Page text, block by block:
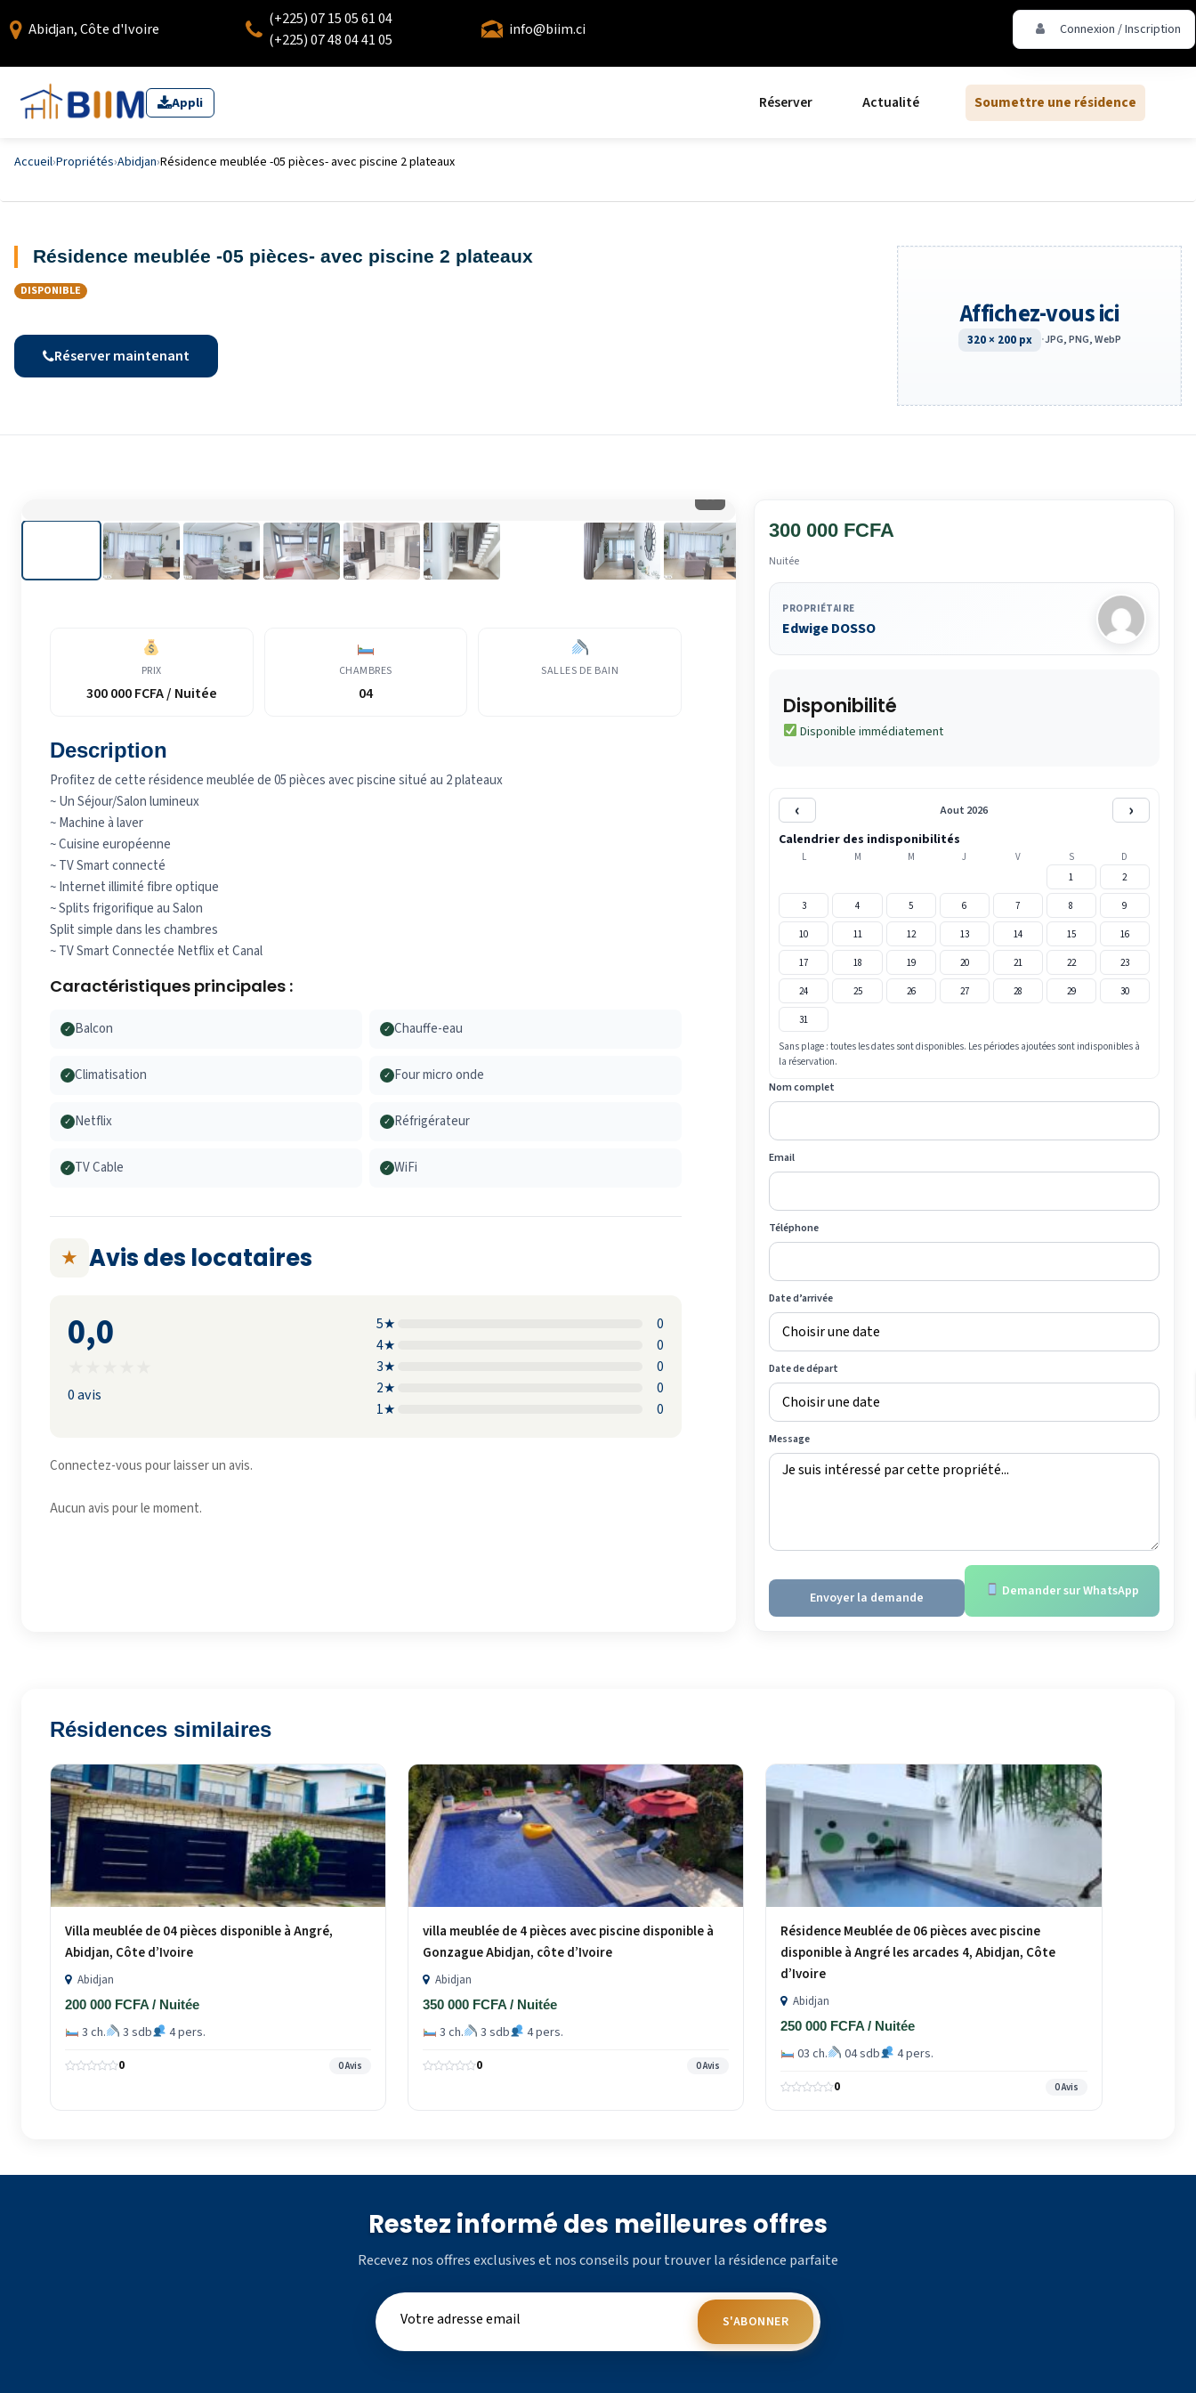
Abidjan, Côte d'Ivoire
(+225) 07 15 05 61 04
(+225) 07 48 04 41 05
info@biim.ci Connexion / Inscription
Appli Réserver Actualité Soumettre une résidence
Accueil›Propriétés›Abidjan›Résidence meublée -05 pièces- avec piscine 2 plateaux
Résidence meublée -05 pièces- avec piscine 2 plateaux
DISPONIBLE
Réserver maintenant
Affichez-vous ici
320 × 200 px ·JPG, PNG, WebP
⛶
PRIX
300 000 FCFA / Nuitée
CHAMBRES
04
SALLES DE BAIN
Description
Profitez de cette résidence meublée de 05 pièces avec piscine situé au 2 plateaux
~ Un Séjour/Salon lumineux
~ Machine à laver
~ Cuisine européenne
~ TV Smart connecté
~ Internet illimité fibre optique
~ Splits frigorifique au Salon
Split simple dans les chambres
~ TV Smart Connectée Netflix et Canal
Caractéristiques principales :
✓ Balcon ✓ Chauffe-eau
✓ Climatisation ✓ Four micro onde
✓ Netflix ✓ Réfrigérateur
✓ TV Cable ✓ WiFi
★ Avis des locataires
0,0
0 avis
5★
0
4★
0
3★
0
2★
0
1★
0
Connectez-vous pour laisser un avis.
Aucun avis pour le moment.
300 000 FCFA
Nuitée
PROPRIÉTAIRE
Edwige DOSSO
Disponibilité
Disponible immédiatement
‹ Aout 2026 ›
Calendrier des indisponibilités
L M M J V S
D
1
2
3 4 5 6 7 8 9
10 11 12 13 14 15 16
17 18 19 20 21 22 23
24 25 26 27 28 29 30
31
Sans plage : toutes les dates sont disponibles. Les périodes ajoutées sont indisponibles à
la réservation.
Nom complet
Email
Téléphone
Date d’arrivée
Date de départ
Message
Envoyer la demande Demander sur WhatsApp
Résidences similaires
Villa meublée de 04 pièces disponible à Angré,
Abidjan, Côte d’Ivoire
Abidjan
200 000 FCFA / Nuitée
3 ch. 3 sdb 4 pers.
0 0 Avis
villa meublée de 4 pièces avec piscine disponible à
Gonzague Abidjan, côte d’Ivoire
Abidjan
350 000 FCFA / Nuitée
3 ch. 3 sdb 4 pers.
0 0 Avis
Résidence Meublée de 06 pièces avec piscine
disponible à Angré les arcades 4, Abidjan, Côte
d’Ivoire
Abidjan
250 000 FCFA / Nuitée
03 ch. 04 sdb 4 pers.
0 0 Avis
Restez informé des meilleures offres
Recevez nos offres exclusives et nos conseils pour trouver la résidence parfaite
S'ABONNER